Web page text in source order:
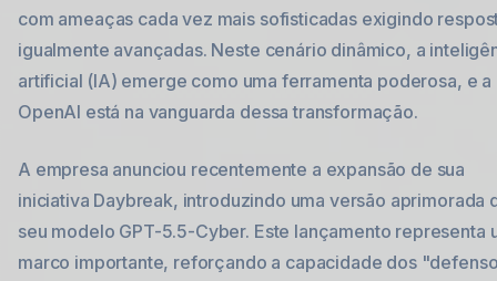
com ameaças cada vez mais sofisticadas exigindo
igualmente avançadas. Neste cenário dinâmico, a
artificial (IA) emerge como uma ferramenta poderosa, e a
OpenAI está na vanguarda dessa transformação.
A empresa anunciou recentemente a expansão de sua
iniciativa Daybreak, introduzindo uma versão aprimorada
seu modelo GPT-5.5-Cyber. Este lançamento representa
marco importante, reforçando a capacidade dos